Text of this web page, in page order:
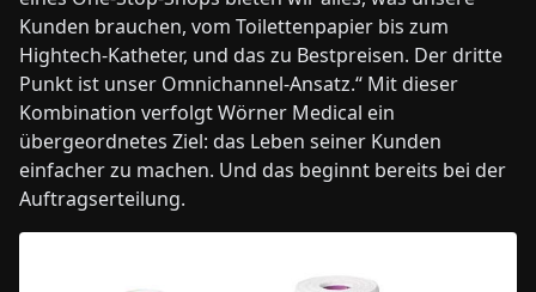
Kunden brauchen, vom Toilettenpapier bis zum
Hightech-Katheter, und das zu Bestpreisen. Der dritte
Punkt ist unser Omnichannel-Ansatz.“ Mit dieser
Kombination verfolgt Wörner Medical ein
übergeordnetes Ziel: das Leben seiner Kunden
einfacher zu machen. Und das beginnt bereits bei der
Auftragserteilung.